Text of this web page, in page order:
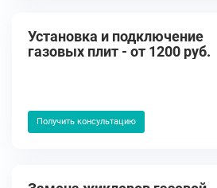
Установка и подключение
газовых плит - от 1200 руб.
Получить консультацию